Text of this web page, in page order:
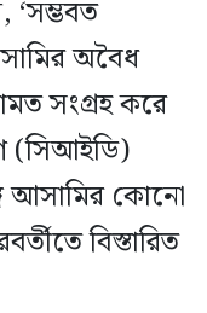
অবৈধ
সংগ্রহ করে
(সিআইডি)
আসামির কোনো
বিস্তারিত